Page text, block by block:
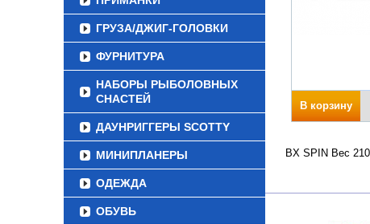
ГРУЗА/ДЖИГ-ГОЛОВКИ
ФУРНИТУРА
НАБОРЫ РЫБОЛОВНЫХ
СНАСТЕЙ
ДАУНРИГГЕРЫ SCOTTY
МИНИПЛАНЕРЫ
ОДЕЖДА
ОБУВЬ
В корзину
BX SPIN Вес